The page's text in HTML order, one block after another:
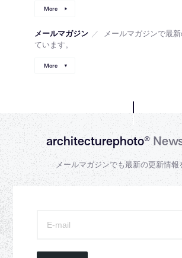
More
メールマガジン ／
メールマガジンで最
ています。
More
architecturephoto®
メールマガジンでも最新の更新情報